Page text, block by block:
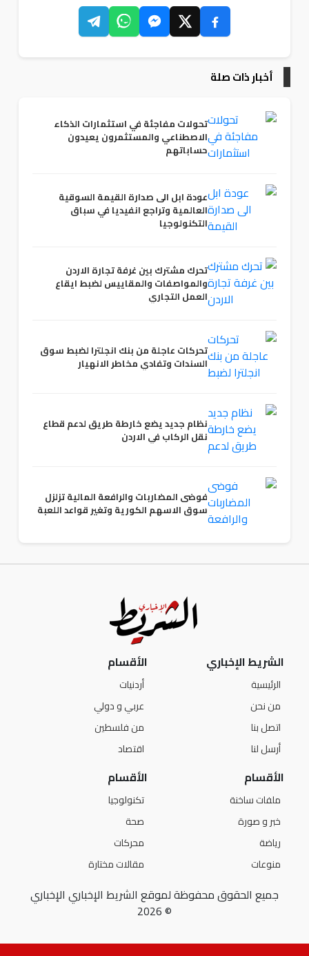
أخبار ذات صلة
تحولات مفاجئة في استثمارات الذكاء
الاصطناعي والمستثمرون يعيدون
حساباتهم
عودة ابل الى صدارة القيمة السوقية
العالمية وتراجع انفيديا في سباق
التكنولوجيا
تحرك مشترك بين غرفة تجارة الاردن
والمواصفات والمقاييس لضبط ايقاع
العمل التجاري
تحركات عاجلة من بنك انجلترا لضبط سوق
السندات وتفادي مخاطر الانهيار
نظام جديد يضع خارطة طريق لدعم قطاع
نقل الركاب في الاردن
فوضى المضاربات والرافعة المالية تزلزل
سوق الاسهم الكورية وتغير قواعد اللعبة
الشريط الإخباري
الرئيسية
من نحن
اتصل بنا
أرسل لنا
الأقسام
أردنيات
عربي و دولي
من فلسطين
اقتصاد
الأقسام
ملفات ساخنة
خبر و صورة
رياضة
منوعات
الأقسام
تكنولوجيا
صحة
محركات
مقالات مختارة
جميع الحقوق محفوظة لموقع الشريط الإخباري الإخباري
© 2026